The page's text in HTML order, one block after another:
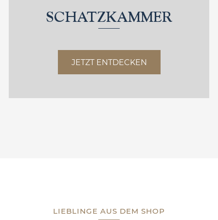
SCHATZKAMMER
JETZT ENTDECKEN
LIEBLINGE AUS DEM SHOP